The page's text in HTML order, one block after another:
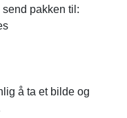
pakken til:
å ta et bilde og